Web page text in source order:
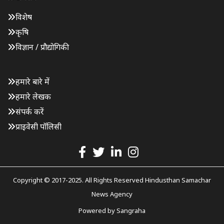
विशेष
कृषि
विज्ञान / प्रौद्योगिकी
हमारे बारे में
हमारे लेखक
संपर्क करें
प्राइवेसी पॉलिसी
Copyright © 2017-2025. All Rights Reserved Hindusthan Samachar
News Agency
Powered bySangraha